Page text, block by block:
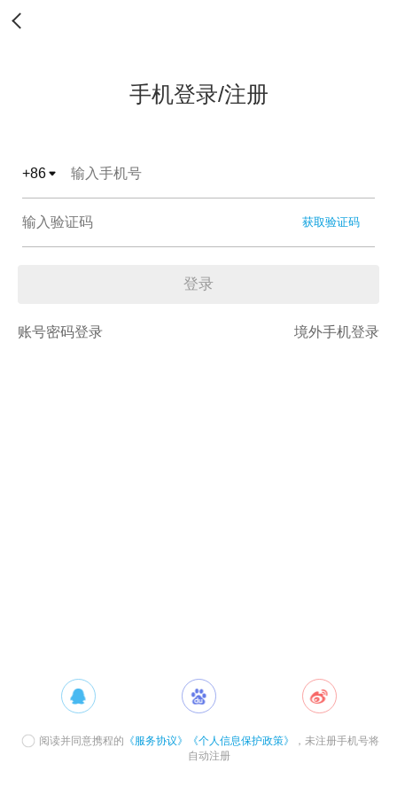
手机登录/注册
+86
获取验证码
登录
账号密码登录 境外手机登录
阅读并同意携程的 《服务协议》 《个人信息保护政策》
，未注册手机号将
自动注册